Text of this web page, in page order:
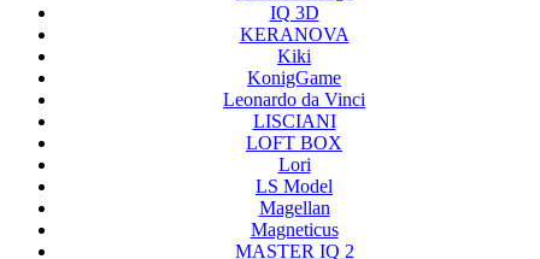
IQ 3D
KERANOVA
Kiki
KonigGame
Leonardo da Vinci
LISCIANI
LOFT BOX
Lori
LS Model
Magellan
Magneticus
MASTER IQ 2